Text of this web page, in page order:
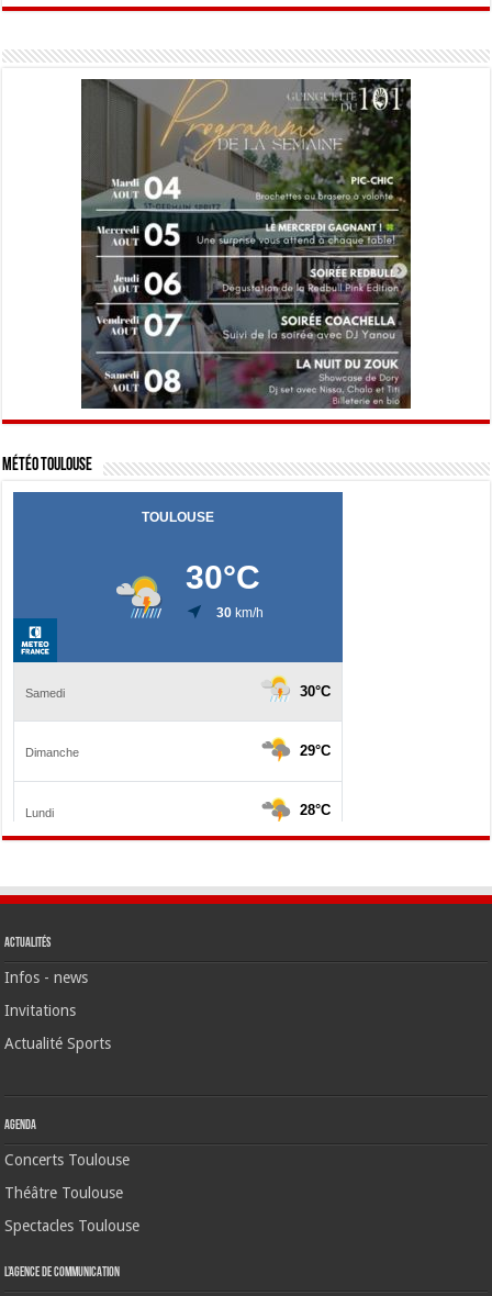
Météo Toulouse
Actualités
Infos - news
Invitations
Actualité Sports
Agenda
Concerts Toulouse
Théâtre Toulouse
Spectacles Toulouse
L’agence de communication